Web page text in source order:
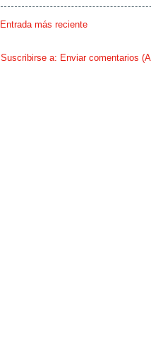
Entrada más reciente
Suscribirse a: Enviar comentarios